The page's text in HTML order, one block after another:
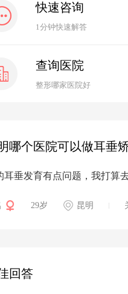
快速咨询
1分钟快速解答
查询医院
整形哪家医院好
哪个医院可以做耳垂
耳垂发育有点问题，我打算
29岁 昆明
回答